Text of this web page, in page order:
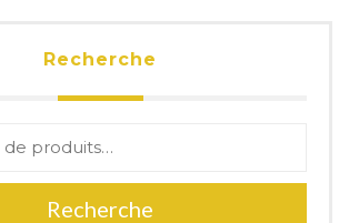
Recherche
Recherche